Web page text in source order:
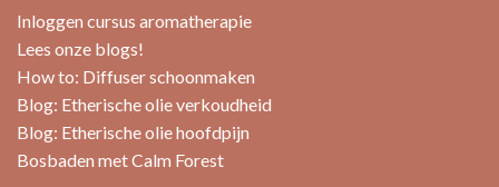
Inloggen cursus aromatherapie
Lees onze blogs!
How to: Diffuser schoonmaken
Blog: Etherische olie verkoudheid
Blog: Etherische olie hoofdpijn
Bosbaden met Calm Forest